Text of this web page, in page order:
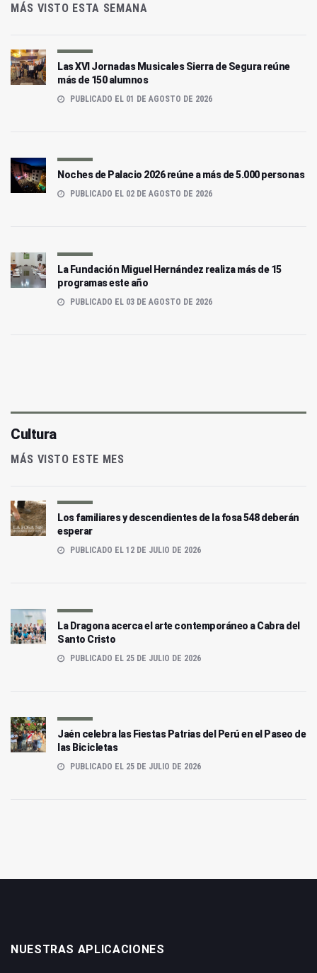
MÁS VISTO ESTA SEMANA
Las XVI Jornadas Musicales Sierra de Segura reúne
más de 150 alumnos
PUBLICADO EL 01 DE AGOSTO DE 2026
Noches de Palacio 2026 reúne a más de 5.000 personas
PUBLICADO EL 02 DE AGOSTO DE 2026
La Fundación Miguel Hernández realiza más de 15
programas este año
PUBLICADO EL 03 DE AGOSTO DE 2026
Cultura
MÁS VISTO ESTE MES
Los familiares y descendientes de la fosa 548 deberán
esperar
PUBLICADO EL 12 DE JULIO DE 2026
La Dragona acerca el arte contemporáneo a Cabra del
Santo Cristo
PUBLICADO EL 25 DE JULIO DE 2026
Jaén celebra las Fiestas Patrias del Perú en el Paseo de
las Bicicletas
PUBLICADO EL 25 DE JULIO DE 2026
NUESTRAS APLICACIONES